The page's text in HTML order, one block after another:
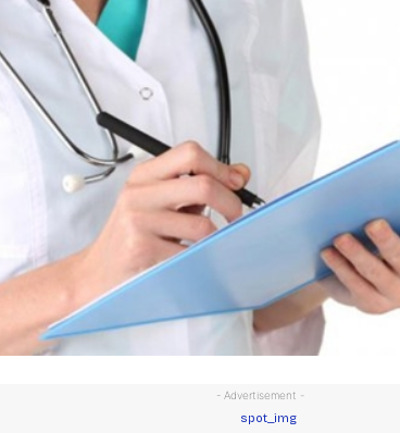
- Advertisement -